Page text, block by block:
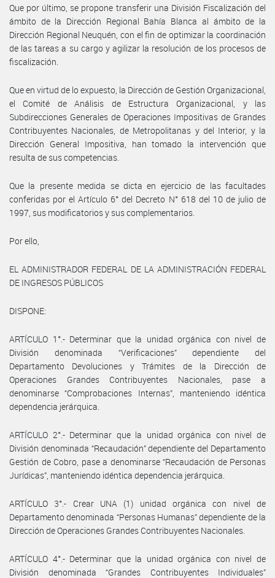
Que por último, se propone transferir una División Fiscalización del
ámbito de la Dirección Regional Bahía Blanca al ámbito de la
Dirección Regional Neuquén, con el fin de optimizar la coordinación
de las tareas a su cargo y agilizar la resolución de los procesos de
fiscalización.
Que en virtud de lo expuesto, la Dirección de Gestión Organizacional,
el Comité de Análisis de Estructura Organizacional, y las
Subdirecciones Generales de Operaciones Impositivas de Grandes
Contribuyentes Nacionales, de Metropolitanas y del Interior, y la
Dirección General Impositiva, han tomado la intervención que
resulta de sus competencias.
Que la presente medida se dicta en ejercicio de las facultades
conferidas por el Artículo 6° del Decreto N° 618 del 10 de julio de
1997, sus modificatorios y sus complementarios.
Por ello,
EL ADMINISTRADOR FEDERAL DE LA ADMINISTRACIÓN FEDERAL
DE INGRESOS PÚBLICOS
DISPONE:
ARTÍCULO 1°.- Determinar que la unidad orgánica con nivel de
División denominada “Verificaciones” dependiente del
Departamento Devoluciones y Trámites de la Dirección de
Operaciones Grandes Contribuyentes Nacionales, pase a
denominarse “Comprobaciones Internas”, manteniendo idéntica
dependencia jerárquica.
ARTÍCULO 2°.- Determinar que la unidad orgánica con nivel de
División denominada “Recaudación” dependiente del Departamento
Gestión de Cobro, pase a denominarse “Recaudación de Personas
Jurídicas”, manteniendo idéntica dependencia jerárquica.
ARTÍCULO 3°.- Crear UNA (1) unidad orgánica con nivel de
Departamento denominada “Personas Humanas” dependiente de la
Dirección de Operaciones Grandes Contribuyentes Nacionales.
ARTÍCULO 4°.- Determinar que la unidad orgánica con nivel de
División denominada “Grandes Contribuyentes Individuales”